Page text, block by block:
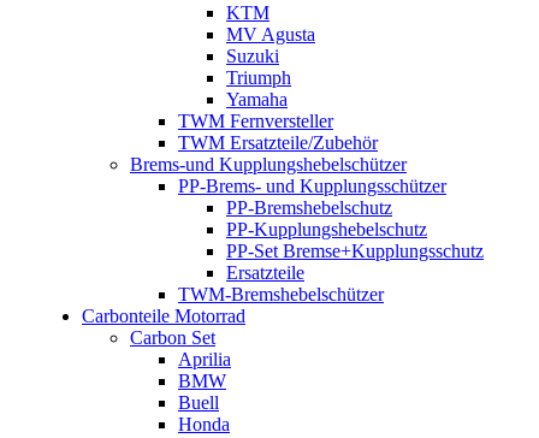
KTM
MV Agusta
Suzuki
Triumph
Yamaha
TWM Fernversteller
TWM Ersatzteile/Zubehör
Brems-und Kupplungshebelschützer
PP-Brems- und Kupplungsschützer
PP-Bremshebelschutz
PP-Kupplungshebelschutz
PP-Set Bremse+Kupplungsschutz
Ersatzteile
TWM-Bremshebelschützer
Carbonteile Motorrad
Carbon Set
Aprilia
BMW
Buell
Honda